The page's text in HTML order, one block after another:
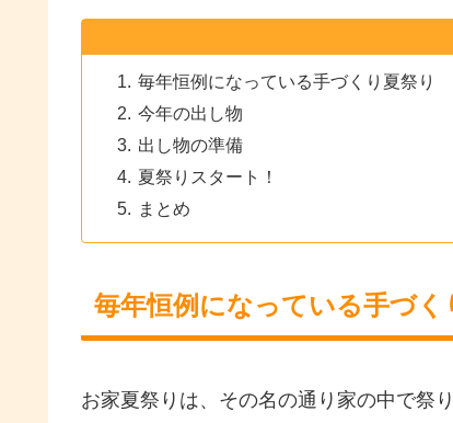
毎年恒例になっている手づくり夏祭り
今年の出し物
出し物の準備
夏祭りスタート！
まとめ
毎年恒例になっている手づく
お家夏祭りは、その名の通り家の中で祭